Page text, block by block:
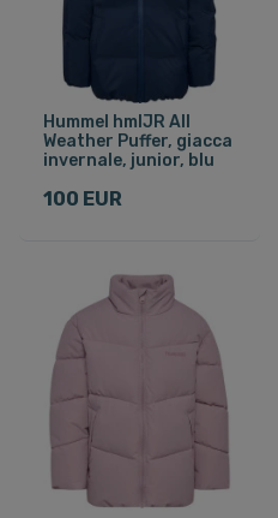
Hummel hmlJR All
Weather Puffer, giacca
invernale, junior, blu
100 EUR